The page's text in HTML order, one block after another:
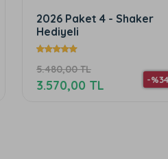
2026 Paket 5 - Shaker
Hediyeli
6.400,00 TL
-
4.620,00 TL